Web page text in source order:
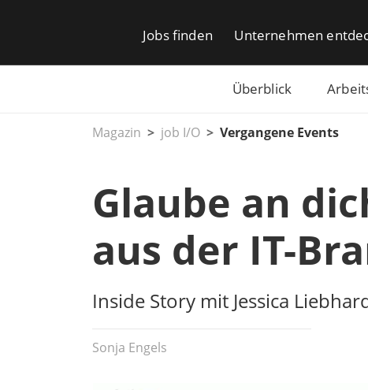
Jobs finden Unternehmen
Überblick
Magazin job I/O Vergangene Events
Glaube an
aus der IT-
Inside Story mit Jessica
Sonja Engels